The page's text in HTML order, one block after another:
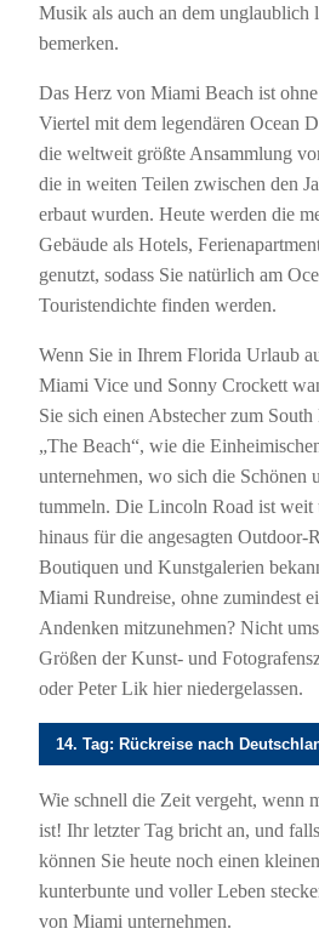
Musik als auch an dem unglaublich
bemerken.
Das Herz von Miami Beach ist
Viertel mit dem legendären Ocean
die weltweit größte Ansammlung
die in weiten Teilen zwischen den
erbaut wurden. Heute werden die
Gebäude als Hotels,
genutzt, sodass Sie natürlich am
Touristendichte finden werden.
Wenn Sie in Ihrem Florida Urlaub
Miami Vice und Sonny Crockett
Sie sich einen Abstecher zum
„The Beach“, wie die
unternehmen, wo sich die Schönen
tummeln. Die Lincoln Road ist weit
hinaus für die angesagten Outdoor-
Boutiquen und Kunstgalerien
Miami Rundreise, ohne zumindest
Andenken mitzunehmen? Nicht
Größen der Kunst- und
oder Peter Lik hier niedergelassen.
14. Tag: Rückreise nach
Wie schnell die Zeit vergeht, wenn
ist! Ihr letzter Tag bricht an, und
können Sie heute noch einen
kunterbunte und voller Leben
von Miami unternehmen.